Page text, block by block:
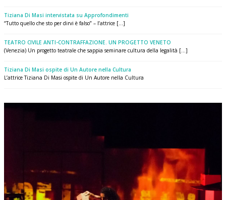
Tiziana Di Masi intervistata su Approfondimenti
“Tutto quello che sto per dirvi è falso” – l’attrice [...]
TEATRO CIVILE ANTI-CONTRAFFAZIONE. UN PROGETTO VENETO
(Venezia) Un progetto teatrale che sappia seminare cultura della legalità [...]
Tiziana Di Masi ospite di Un Autore nella Cultura
L’attrice Tiziana Di Masi ospite di Un Autore nella Cultura